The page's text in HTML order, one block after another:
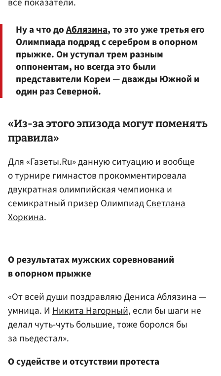
Ну а что доАблязина, то это уже третья его
Олимпиада подряд с серебром в опорном
прыжке. Он уступал трем разным
оппонентам, но всегда это были
представители Кореи — дважды Южной и
один раз Северной.
«Из-за этого эпизода могут поменять
правила»
Для «Газеты.Ru» данную ситуацию и вообще
о турнире гимнастов прокомментировала
двукратная олимпийская чемпионка и
семикратный призер ОлимпиадСветлана
Хоркина.
О результатах мужских соревнований
в опорном прыжке
«От всей души поздравляю Дениса Аблязина —
умница. И Никита Нагорный, если бы шаги не
делал чуть-чуть большие, тоже боролся бы
за пьедестал».
О судействе и отсутствии протеста